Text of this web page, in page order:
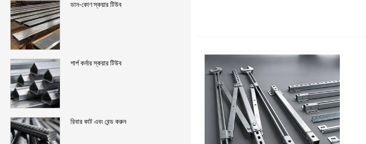
ডান-কোণ স্কয়ার টিউব
শার্প কর্নার স্কয়ার টিউব
রিবার কাট এবং বেন্ড করুন